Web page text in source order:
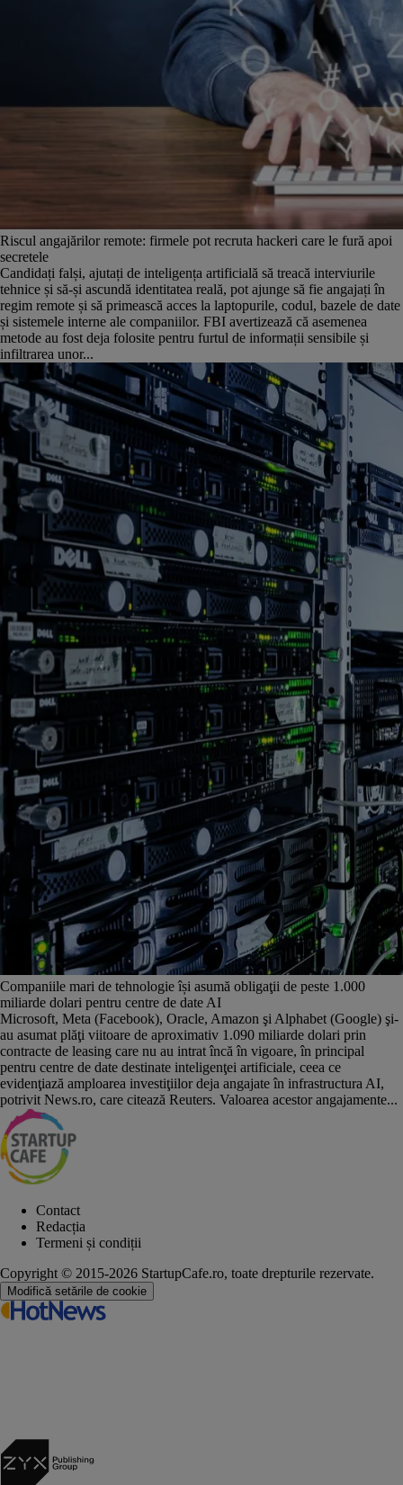
Riscul angajărilor remote: firmele pot recruta hackeri care le fură apoi
secretele
Candidați falși, ajutați de inteligența artificială să treacă interviurile
tehnice și să-și ascundă identitatea reală, pot ajunge să fie angajați în
regim remote și să primească acces la laptopurile, codul, bazele de date
și sistemele interne ale companiilor. FBI avertizează că asemenea
metode au fost deja folosite pentru furtul de informații sensibile și
infiltrarea unor...
Companiile mari de tehnologie își asumă obligaţii de peste 1.000
miliarde dolari pentru centre de date AI
Microsoft, Meta (Facebook), Oracle, Amazon şi Alphabet (Google) şi-
au asumat plăţi viitoare de aproximativ 1.090 miliarde dolari prin
contracte de leasing care nu au intrat încă în vigoare, în principal
pentru centre de date destinate inteligenţei artificiale, ceea ce
evidenţiază amploarea investiţiilor deja angajate în infrastructura AI,
potrivit News.ro, care citează Reuters. Valoarea acestor angajamente...
Contact
Redacția
Termeni și condiții
Copyright © 2015-2026 StartupCafe.ro, toate drepturile rezervate.
Modifică setările de cookie